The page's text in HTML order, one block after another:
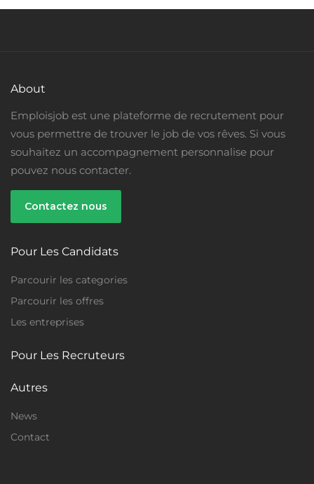
About
Emploisjob est une plateforme de recrutement pour
vous permettre de trouver le job de vos rêves. Si vous
souhaitez un accompagnement personnalise pour
pouvez nous contacter.
Contactez nous
Pour Les Candidats
Parcourir les categories
Parcourir les offres
Les entreprises
Pour Les Recruteurs
Autres
News
Contact